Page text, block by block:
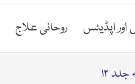
اور اپڈیٹس روحانی علاج
۱۲